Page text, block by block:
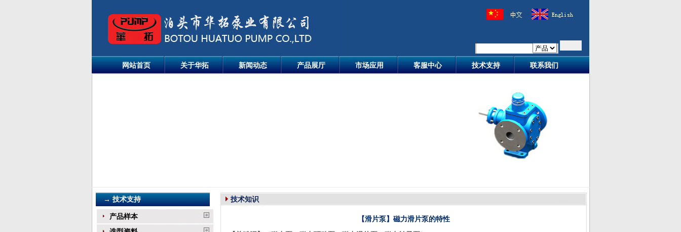
网站首页 关于华拓 新闻动态 产品展厅 市场应用 客服中心 技术支持 联系我们
→ 技术支持
产品样本
技术知识
【滑片泵】磁力滑片泵的特性